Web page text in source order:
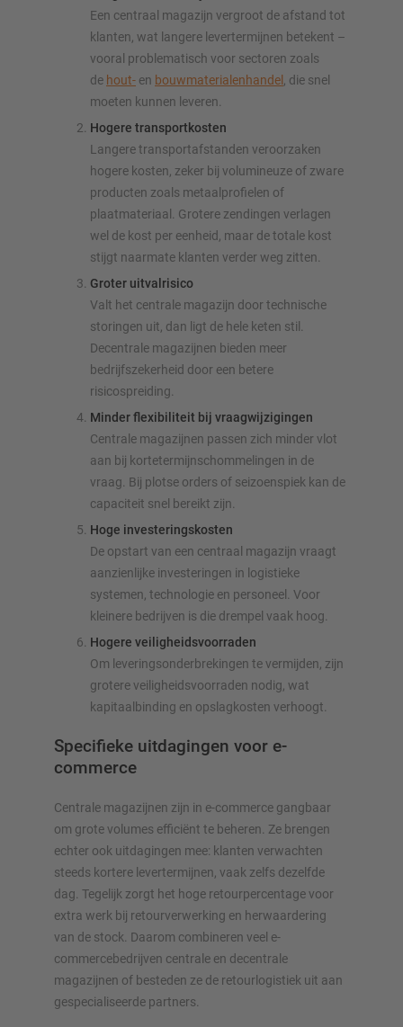
Een centraal magazijn vergroot de afstand tot
klanten, wat langere levertermijnen betekent –
vooral problematisch voor sectoren zoals
de hout- en bouwmaterialenhandel
, die snel
moeten kunnen leveren.
Hogere transportkosten
Langere transportafstanden veroorzaken
hogere kosten, zeker bij volumineuze of zware
producten zoals metaalprofielen of
plaatmateriaal. Grotere zendingen verlagen
wel de kost per eenheid, maar de totale kost
stijgt naarmate klanten verder weg zitten.
Groter uitvalrisico
Valt het centrale magazijn door technische
storingen uit, dan ligt de hele keten stil.
Decentrale magazijnen bieden meer
bedrijfszekerheid door een betere
risicospreiding.
Minder flexibiliteit bij vraagwijzigingen
Centrale magazijnen passen zich minder vlot
aan bij kortetermijnschommelingen in de
vraag. Bij plotse orders of seizoenspiek kan de
capaciteit snel bereikt zijn.
Hoge investeringskosten
De opstart van een centraal magazijn vraagt
aanzienlijke investeringen in logistieke
systemen, technologie en personeel. Voor
kleinere bedrijven is die drempel vaak hoog.
Hogere veiligheidsvoorraden
Om leveringsonderbrekingen te vermijden, zijn
grotere veiligheidsvoorraden nodig, wat
kapitaalbinding en opslagkosten verhoogt.
Specifieke uitdagingen voor e-
commerce
Centrale magazijnen zijn in e-commerce gangbaar
om grote volumes efficiënt te beheren. Ze brengen
echter ook uitdagingen mee: klanten verwachten
steeds kortere levertermijnen, vaak zelfs dezelfde
dag. Tegelijk zorgt het hoge retourpercentage voor
extra werk bij retourverwerking en herwaardering
van de stock. Daarom combineren veel e-
commercebedrijven centrale en decentrale
magazijnen of besteden ze de retourlogistiek uit aan
gespecialiseerde partners.